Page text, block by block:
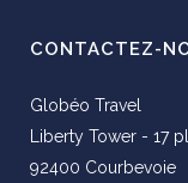
CONTACTEZ-
Globéo Travel
Liberty Tower - 17
92400 Courbevoie